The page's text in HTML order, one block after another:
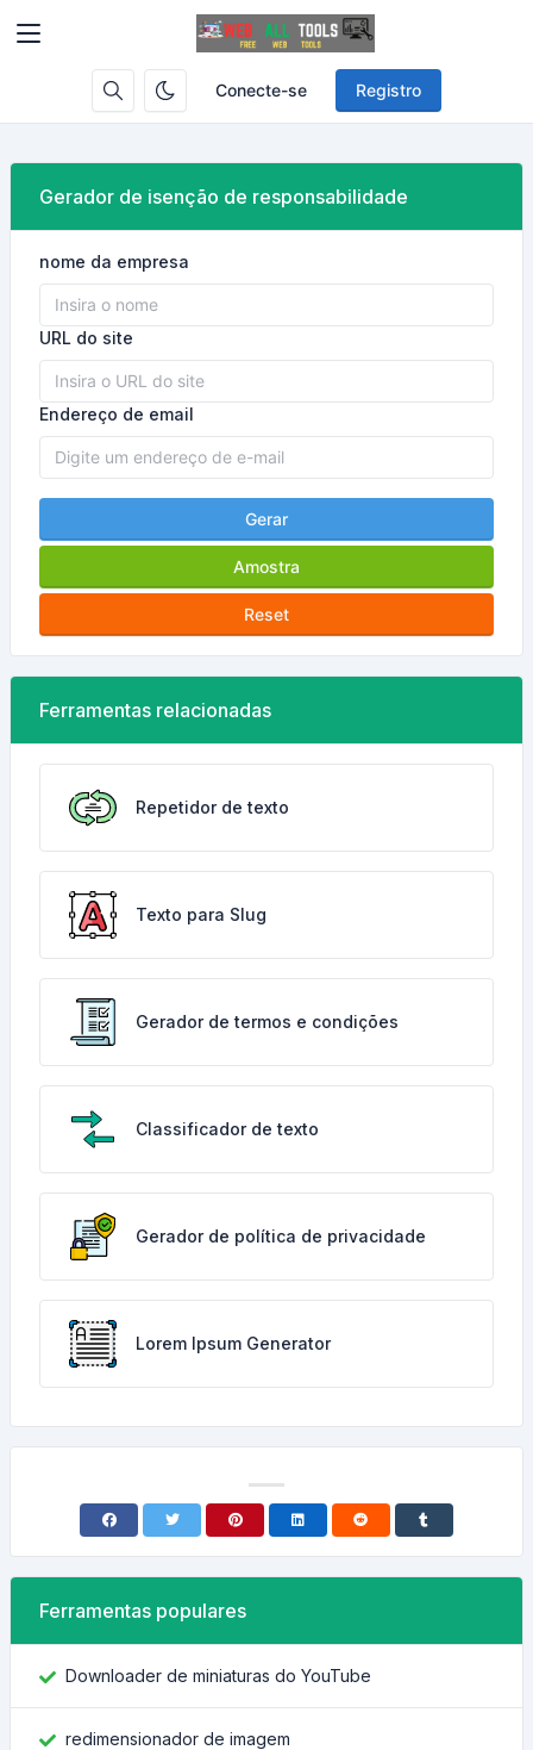
Conecte-se Registro
Gerador de isenção de responsabilidade
nome da empresa
URL do site
Endereço de email
Gerar
Amostra
Reset
Ferramentas relacionadas
Repetidor de texto
Texto para Slug
Gerador de termos e condições
Classificador de texto
Gerador de política de privacidade
Lorem Ipsum Generator
Ferramentas populares
Downloader de miniaturas do YouTube
redimensionador de imagem